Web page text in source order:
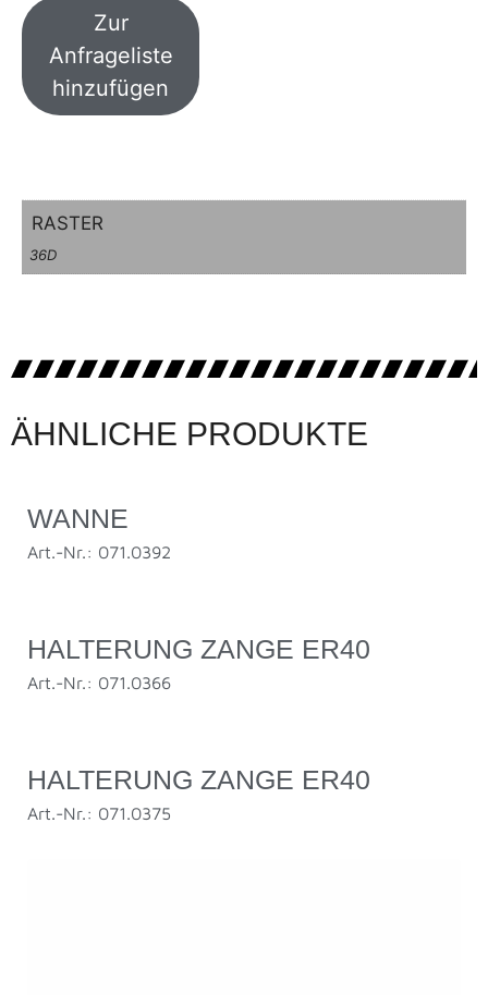
Zur
Anfrageliste
hinzufügen
RASTER
36D
ÄHNLICHE PRODUKTE
WANNE
Art.-Nr.: 071.0392
HALTERUNG ZANGE ER40
Art.-Nr.: 071.0366
HALTERUNG ZANGE ER40
Art.-Nr.: 071.0375